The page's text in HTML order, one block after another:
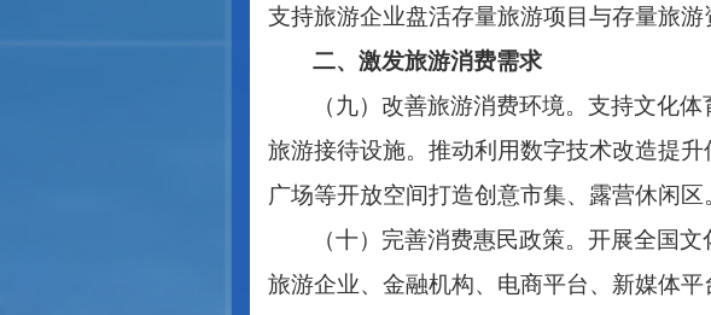
支持旅游企业盘活存量旅游项目与存量旅游
二、激发旅游消费需求
（九）改善旅游消费环境。支持文化体
旅游接待设施。推动利用数字技术改造提
广场等开放空间打造创意市集、露营休闲区
（十）完善消费惠民政策。开展全国文
旅游企业、金融机构、电商平台、新媒体平